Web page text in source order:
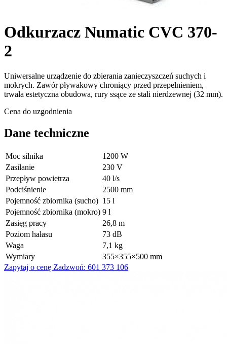
Odkurzacz Numatic CVC 370-
2
Uniwersalne urządzenie do zbierania zanieczyszczeń suchych i
mokrych. Zawór pływakowy chroniący przed przepełnieniem,
trwała estetyczna obudowa, rury ssące ze stali nierdzewnej (32 mm).
Cena do uzgodnienia
Dane techniczne
Moc silnika
1200 W
Zasilanie
230 V
Przepływ powietrza
40 l/s
Podciśnienie
2500 mm
Pojemność zbiornika (sucho) 15 l
Pojemność zbiornika (mokro) 9 l
Zasięg pracy
26,8 m
Poziom hałasu
73 dB
Waga
7,1 kg
Wymiary
355×355×500 mm
Zapytaj o cenę Zadzwoń: 601 373 106